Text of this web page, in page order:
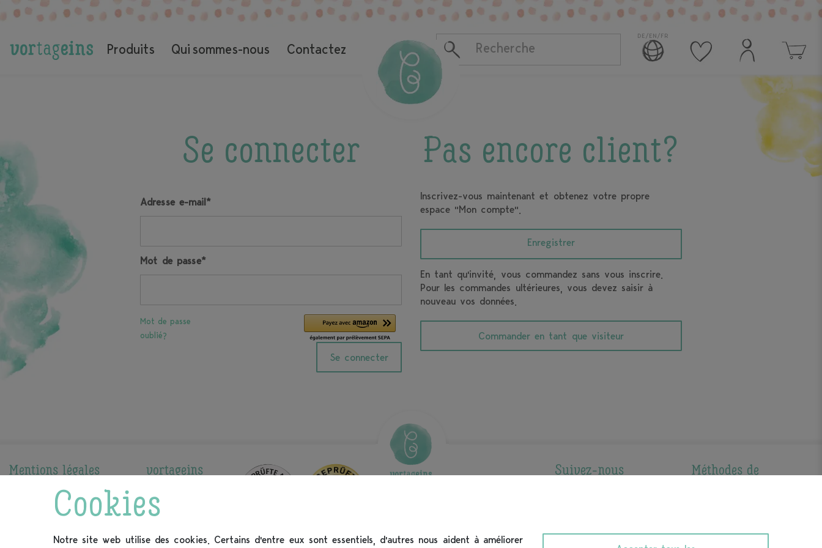
Produits Qui sommes-nous Contactez
DE/EN/FR
Se connecter
Adresse e-mail*
Mot de passe*
Mot de passe
oublié?
Se connecter
Pas encore client?
Inscrivez-vous maintenant et obtenez votre propre
espace "Mon compte".
Enregistrer
En tant qu'invité, vous commandez sans vous inscrire.
Pour les commandes ultérieures, vous devez saisir à
nouveau vos données.
Commander en tant que visiteur
Mentions légales
Méthodes de paiement
Expédition et livraison
Droit de retrait
vortageins
Nos calendriers
Suivez-nous
Méthodes de
Cookies
Notre site web utilise des cookies. Certains d'entre eux sont essentiels, d'autres nous aident à améliorer